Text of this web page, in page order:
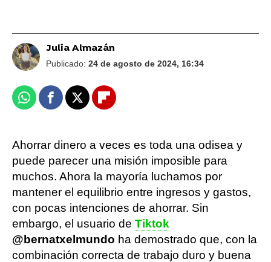
Julia Almazán
Publicado: 24 de agosto de 2024, 16:34
WhatsappFacebook
X Flipboard
Ahorrar dinero a veces es toda una odisea y
puede parecer una misión imposible para
muchos. Ahora la mayoría luchamos por
mantener el equilibrio entre ingresos y gastos,
con pocas intenciones de ahorrar. Sin
embargo, el usuario de Tiktok
@bernatxelmundo ha demostrado que, con la
combinación correcta de trabajo duro y buena